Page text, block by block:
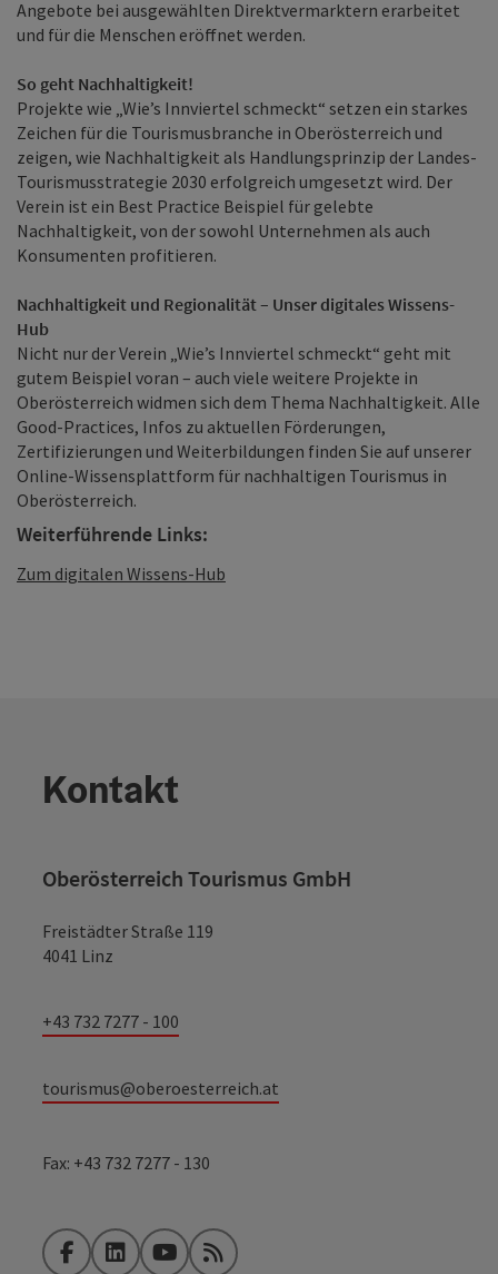
Angebote bei ausgewählten Direktvermarktern erarbeitet
und für die Menschen eröffnet werden.
So geht Nachhaltigkeit!
Projekte wie „Wie’s Innviertel schmeckt“ setzen ein starkes
Zeichen für die Tourismusbranche in Oberösterreich und
zeigen, wie Nachhaltigkeit als Handlungsprinzip der Landes-
Tourismusstrategie 2030 erfolgreich umgesetzt wird. Der
Verein ist ein Best Practice Beispiel für gelebte
Nachhaltigkeit, von der sowohl Unternehmen als auch
Konsumenten profitieren.
Nachhaltigkeit und Regionalität – Unser digitales Wissens-
Hub
Nicht nur der Verein „Wie’s Innviertel schmeckt“ geht mit
gutem Beispiel voran – auch viele weitere Projekte in
Oberösterreich widmen sich dem Thema Nachhaltigkeit. Alle
Good-Practices, Infos zu aktuellen Förderungen,
Zertifizierungen und Weiterbildungen finden Sie auf unserer
Online-Wissensplattform für nachhaltigen Tourismus in
Oberösterreich.
Weiterführende Links:
Zum digitalen Wissens-Hub
Kontakt
Oberösterreich Tourismus GmbH
Freistädter Straße 119
4041 Linz
+43 732 7277 - 100
tourismus@oberoesterreich.at
Fax: +43 732 7277 - 130
FacebookLinkedInYouTubeRSS-Feed